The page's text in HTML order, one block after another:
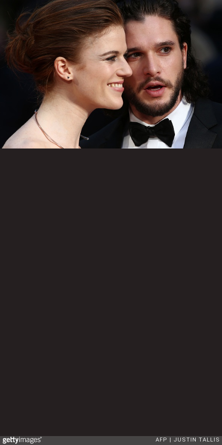
AFP JUSTIN TALLIS